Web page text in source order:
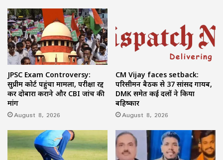
JPSC Exam Controversy:
सुप्रीम कोर्ट पहुंचा मामला, परीक्षा रद्द
कर दोबारा कराने और CBI जांच की
मांग
August 8, 2026
CM Vijay faces setback:
परिसीमन बैठक से 37 सांसद गायब,
DMK समेत कई दलों ने किया
बहिष्कार
August 8, 2026